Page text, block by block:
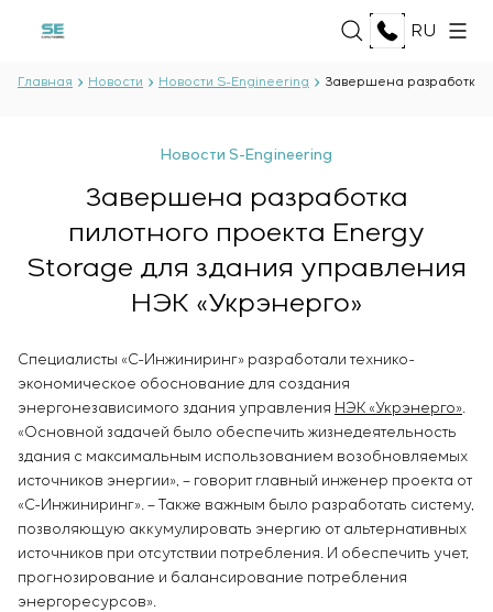
RU
История
Производственный комплекс
Документы
Партнёрство
Отзывы и награды
Разработка проектной документации
Разработка программного обеспечения
Испытания и контроль качества
Производство и поставка оборудования
заказчику
Монтаж оборудования
Пуско-наладочные работы
Ввод в эксплуатацию и обучение персонала
заказчика
Сервисное обслуживание
Управление проектами
Аутсорсинг
Консалтинговые услуги
РЕШЕНИЯ
Энергетика
Целлюлозно-бумажная промышленность
Тяжёлая промышленность
Инфраструктура
Химическая промышленность
Цементная промышленность
Oberon
Selam
Senumac
Senuvol
Sivacon S8
Simoprime
КАРЬЕРА
Вакансии
Стажировка
Ветеранам
КОНТАКТЫ
Главная Новости Новости S-Engineering Завершена разработка
Новости S-Engineering
Завершена разработка
пилотного проекта Energy
Storage для здания управления
НЭК «Укрэнерго»
Специалисты «С-Инжиниринг» разработали технико-
экономическое обоснование для создания
энергонезависимого здания управления НЭК «Укрэнерго».
«Основной задачей было обеспечить жизнедеятельность
здания с максимальным использованием возобновляемых
источников энергии», – говорит главный инженер проекта от
«С-Инжиниринг». – Также важным было разработать систему,
позволяющую аккумулировать энергию от альтернативных
источников при отсутствии потребления. И обеспечить учет,
прогнозирование и балансирование потребления
энергоресурсов».